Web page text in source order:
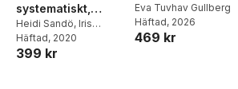
systematiskt,
lekfullt och
utforskande
Heidi Sandö, Iris
Hansson Myran
Häftad, 2020
399 kr
Eva Tuvhav Gullberg
Häftad, 2026
469 kr